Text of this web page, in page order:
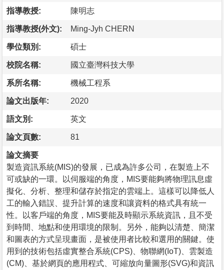
指導教授: 陳明志
指導教授(外文): Ming-Jyh CHERN
學位類別: 碩士
校院名稱: 國立臺灣科技大學
系所名稱: 機械工程系
論文出版年: 2020
語文別: 英文
論文頁數: 81
論文摘要
製造資訊系統(MIS)的發展，已成為許多公司，在製造上不
可或缺的一環。以伺服端的角度，MIS要能夠將物理訊息虛
擬化、分析、整理和儲存於指定的雲端上。這樣可以降低人
工的輸入錯誤、提升計算的速度和讓資料的格式具有統一
性。以客戶端的角度，MIS要能及時顯示系統資訊，且不受
到時間、地點和使用環境的限制。另外，能夠以清楚、簡潔
和圖表的方式呈現畫面，是被使用者比較和選用的關鍵。使
用到的技術包括虛實整合系統(CPS)、物聯網(IoT)、雲製造
(CM)、基於網頁的應用程式、可縮放向量圖形(SVG)和資訊